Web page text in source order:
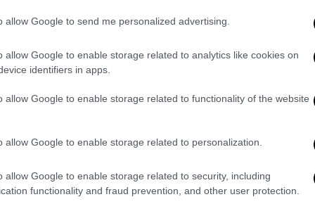
allow Google to send me personalized advertising.
allow Google to enable storage related to analytics like cookies on
identifiers in apps.
allow Google to enable storage related to functionality of the website
allow Google to enable storage related to personalization.
allow Google to enable storage related to security, including
functionality and fraud prevention, and other user protection.
συναδέλφους μου.
να τους αιφνιδιάσουμε και να
αλλά συγκινήθηκα πολύ που το
«Από την άλλη, το ότι ο Γκάρι
του χαρακτήρα του.
θυμάμαι τον εαυτό μου, ο Γκάρι ήταν
ένα αστείο και ένα χαμόγελο. Όταν
ανησύχησα ότι κάτι κακό είχε συμβεί.
λόγο. Το να κερδίσει το
συμβεί σε καλύτερο άνθρωπο.»